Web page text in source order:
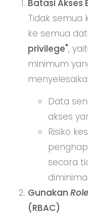
Batasi Akses
Tidak semua
ke semua
privilege",
minimum
Data
akses
Risiko
secara
Gunakan
(RBAC)